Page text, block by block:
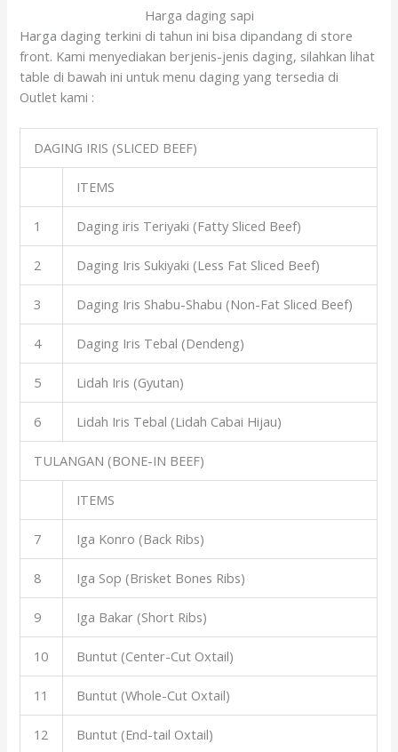
Harga daging sapi
Harga daging terkini di tahun ini bisa dipandang di store
front. Kami menyediakan berjenis-jenis daging, silahkan lihat
table di bawah ini untuk menu daging yang tersedia di
Outlet kami :
DAGING IRIS (SLICED BEEF)
ITEMS
1 Daging iris Teriyaki (Fatty Sliced Beef)
2 Daging Iris Sukiyaki (Less Fat Sliced Beef)
3 Daging Iris Shabu-Shabu (Non-Fat Sliced Beef)
4 Daging Iris Tebal (Dendeng)
5 Lidah Iris (Gyutan)
6 Lidah Iris Tebal (Lidah Cabai Hijau)
TULANGAN (BONE-IN BEEF)
ITEMS
7 Iga Konro (Back Ribs)
8 Iga Sop (Brisket Bones Ribs)
9 Iga Bakar (Short Ribs)
10 Buntut (Center-Cut Oxtail)
11 Buntut (Whole-Cut Oxtail)
12 Buntut (End-tail Oxtail)